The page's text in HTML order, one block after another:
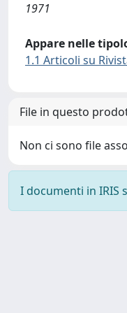
1971
Appare nelle
1.1 Articoli su
File in questo
Non ci sono file
I documenti in IRIS